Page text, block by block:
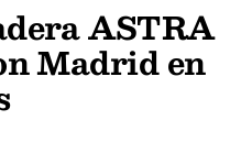
ASTRA
Madrid en